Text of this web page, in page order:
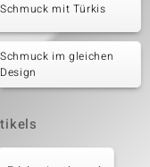
Schmuck mit Türkis
Schmuck im gleichen
Design